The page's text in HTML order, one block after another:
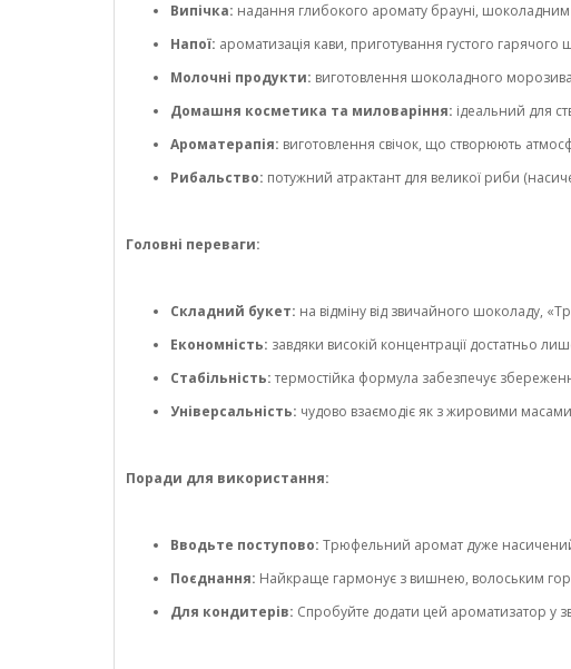
Випічка: надання глибокого аромату брауні,
Напої: ароматизація кави, приготування густого гарячого
Молочні продукти: виготовлення шоколадного морозива
Домашня косметика та миловаріння: ідеальний для
Ароматерапія: виготовлення свічок, що створюють
Рибальство: потужний атрактант для великої риби
Головні переваги:
Складний букет: на відміну від звичайного шоколаду,
Економність: завдяки високій концентрації достатньо
Стабільність:термостійка формула забезпечує
Універсальність: чудово взаємодіє як з жировими
Поради для використання:
Вводьте поступово: Трюфельний аромат дуже
Поєднання: Найкраще гармонує з вишнею, волоським
Для кондитерів: Спробуйте додати цей ароматизатор у